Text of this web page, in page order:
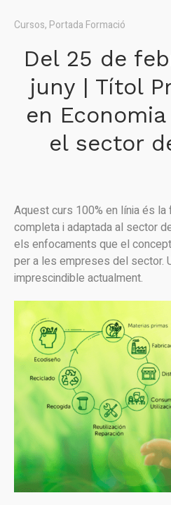
Cursos, Portada Formació
Del 25 de
juny | Títol
en
el sector
Aquest curs 100% en línia és
completa i adaptada al sector
els enfocaments que el
per a les empreses del sector.
imprescindible actualment.